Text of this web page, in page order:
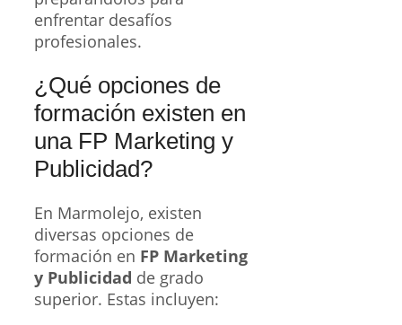
enfrentar desafíos
profesionales.
¿Qué opciones de
formación existen en
una FP Marketing y
Publicidad?
En Marmolejo, existen
diversas opciones de
formación en FP Marketing
y Publicidad de grado
superior. Estas incluyen: